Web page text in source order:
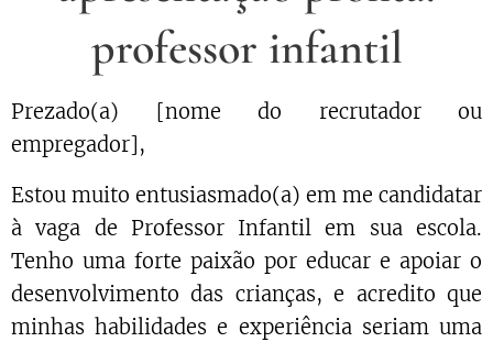
professor infantil
Prezado(a) [nome do recrutador ou
empregador],
Estou muito entusiasmado(a) em me candidatar
à vaga de Professor Infantil em sua escola.
Tenho uma forte paixão por educar e apoiar o
desenvolvimento das crianças, e acredito que
minhas habilidades e experiência seriam uma